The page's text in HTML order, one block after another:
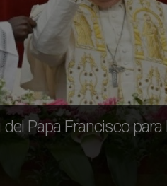
Papa Francisco